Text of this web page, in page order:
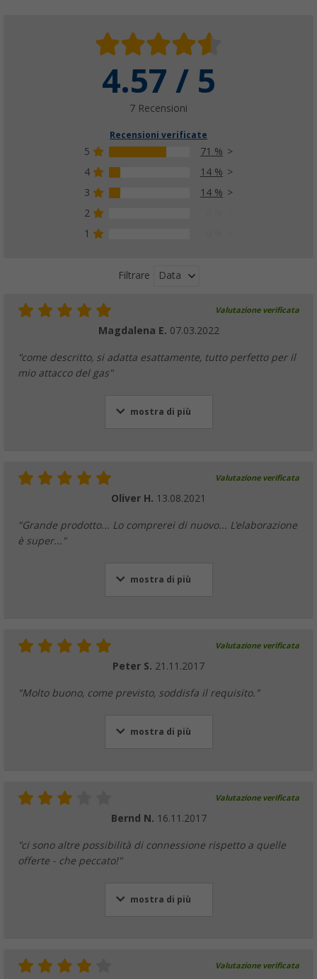
4.57 / 5
7 Recensioni
Recensioni verificate
5
71 %
4
14 %
3
14 %
2
1
Filtrare Data
Valutazione verificata
Magdalena E. 07.03.2022
"come descritto, si adatta esattamente, tutto perfetto per il
mio attacco del gas"
mostra di più
Valutazione verificata
Oliver H. 13.08.2021
"Grande prodotto... Lo comprerei di nuovo... L'elaborazione
è super..."
mostra di più
Valutazione verificata
Peter S. 21.11.2017
"Molto buono, come previsto, soddisfa il requisito."
mostra di più
Valutazione verificata
Bernd N. 16.11.2017
"ci sono altre possibilità di connessione rispetto a quelle
offerte - che peccato!"
mostra di più
Valutazione verificata